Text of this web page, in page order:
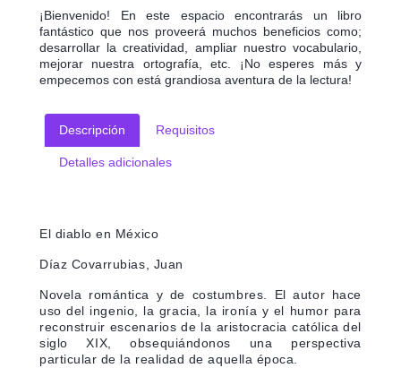
¡Bienvenido! En este espacio encontrarás un libro
fantástico que nos proveerá muchos beneficios como;
desarrollar la creatividad, ampliar nuestro vocabulario,
mejorar nuestra ortografía, etc. ¡No esperes más y
empecemos con está grandiosa aventura de la lectura!
Descripción Requisitos
Detalles adicionales
El diablo en México
Díaz Covarrubias, Juan
Novela romántica y de costumbres. El autor hace
uso del ingenio, la gracia, la ironía y el humor para
reconstruir escenarios de la aristocracia católica del
siglo XIX, obsequiándonos una perspectiva
particular de la realidad de aquella época.